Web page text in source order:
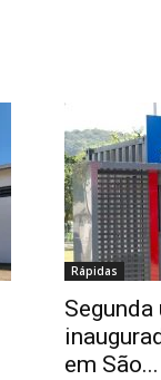
Rápidas
em São...